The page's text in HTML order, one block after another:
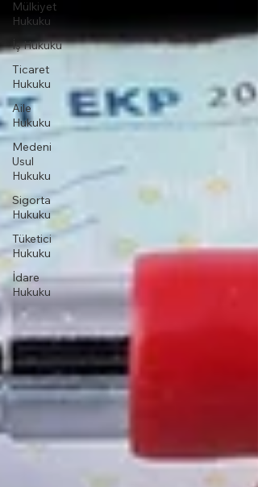
Mülkiyet
Hukuku
İş Hukuku
Ticaret
Hukuku
Aile
Hukuku
Medeni
Usul
Hukuku
Sigorta
Hukuku
Tüketici
Hukuku
İdare
Hukuku